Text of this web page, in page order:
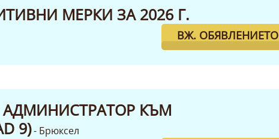
МЕРКИ ЗА 2026 Г.
ВЖ. ОБЯВЛЕНИЕТО
АДМИНИСТРАТОР КЪМ
9)- Брюксел